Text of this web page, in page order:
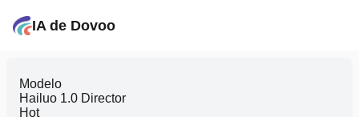
IA de Dovoo
Modelo
Hailuo 1.0 Director
Hot